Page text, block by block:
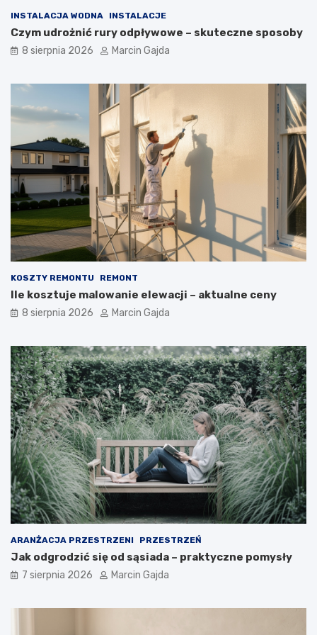
r
a
ć
?
r
k
t
c
z
n
y
p
r
z
e
w
d
n
i
l
a
k
u
p
u
j
ą
c
y
c
h
d
o
p
o
o
u
m
o
d
z
e
ż
o
w
e
o
?
INSTALACJA WODNA INSTALACJE
Czym udrożnić rury odpływowe – skuteczne sposoby
8 sierpnia 2026 Marcin Gajda
KOSZTY REMONTU REMONT
Ile kosztuje malowanie elewacji – aktualne ceny
8 sierpnia 2026 Marcin Gajda
ARANŻACJA PRZESTRZENI PRZESTRZEŃ
Jak odgrodzić się od sąsiada – praktyczne pomysły
7 sierpnia 2026 Marcin Gajda